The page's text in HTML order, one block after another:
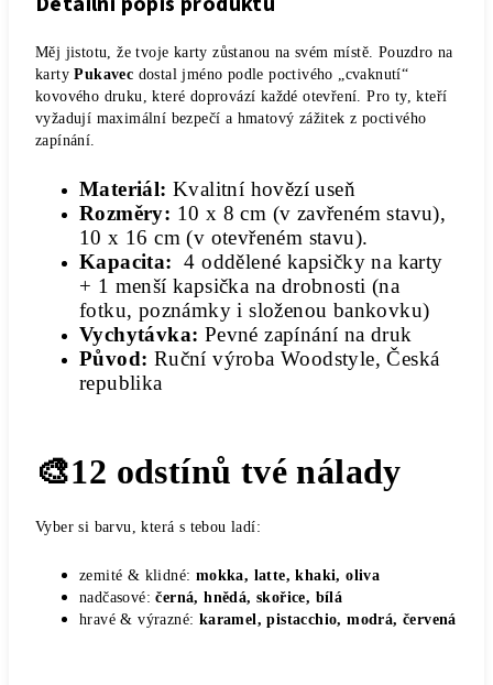
Měj jistotu, že tvoje karty zůstanou na svém místě. Pouzdro na
kartyPukavec dostal jméno podle poctivého „cvaknutí“
kovového druku, které doprovází každé otevření. Pro ty, kteří
vyžadují maximální bezpečí a hmatový zážitek z poctivého
zapínání.
Materiál: Kvalitní hovězí useň
Rozměry: 10 x 8 cm (v zavřeném stavu),
10 x 16 cm (v otevřeném stavu).
Kapacita: 4 oddělené kapsičky na karty
+ 1 menší kapsička na drobnosti (na
fotku, poznámky i složenou bankovku)
Vychytávka: Pevné zapínání na druk
Původ: Ruční výroba Woodstyle, Česká
republika
🎨12 odstínů tvé nálady
Vyber si barvu, která s tebou ladí:
zemité & klidné: mokka, latte, khaki, oliva
nadčasové: černá, hnědá, skořice, bílá
hravé & výrazné: karamel, pistacchio, modrá, červená